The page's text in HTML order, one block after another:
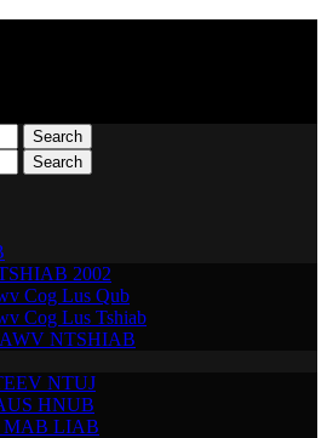
2002
Cog Lus Qub
Cog Lus Tshiab
NTSHIAB
NTUJ
HNUB
MAB LIAB